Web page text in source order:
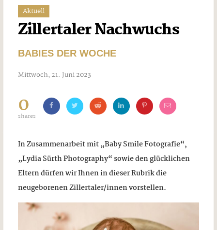
Aktuell
Zillertaler Nachwuchs
BABIES DER WOCHE
Mittwoch, 21. Juni 2023
0
shares
In Zusammenarbeit mit „Baby Smile Fotografie“,
„Lydia Sürth Photography“ sowie den glücklichen
Eltern dürfen wir Ihnen in dieser Rubrik die
neugeborenen Zillertaler/innen vorstellen.